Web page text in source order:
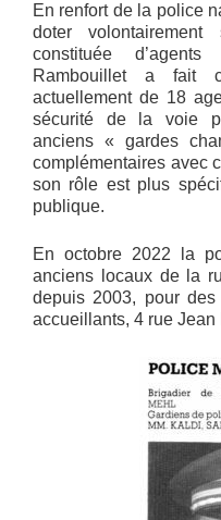
En renfort de la police
doter
constituée
Rambouillet a fait
actuellement de 18
sécurité de la voie
anciens « gardes
complémentaires avec
son rôle est plus
publique.
En octobre 2022 la
anciens locaux de la
depuis 2003, pour
accueillants, 4 rue Jean